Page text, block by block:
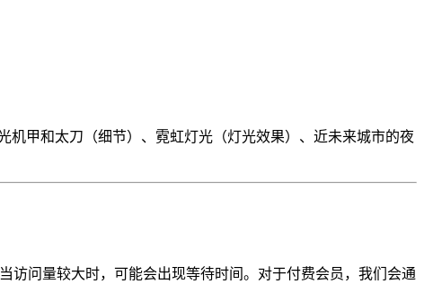
甲和太刀（细节）、霓虹灯光（灯光效果）、近未来城市的夜
问量较大时，可能会出现等待时间。对于付费会员，我们会通